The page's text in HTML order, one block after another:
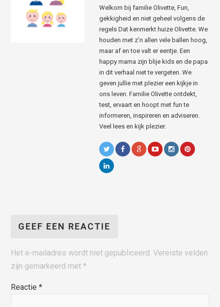
Welkom bij familie Olivette, Fun,
gekkigheid en niet geheel volgens de
regels Dat kenmerkt huize Olivette. We
houden met z’n allen vele ballen hoog,
maar af en toe valt er eentje. Een
happy mama zijn blije kids en de papa
in dit verhaal niet te vergeten. We
geven jullie met plezier een kijkje in
ons leven. Familie Olivette ontdekt,
test, ervaart en hoopt met fun te
informeren, inspireren en adviseren.
Veel lees en kijk plezier.
GEEF EEN REACTIE
Het e-mailadres wordt niet gepubliceerd. Vereiste velden
zijn gemarkeerd met*
Reactie*